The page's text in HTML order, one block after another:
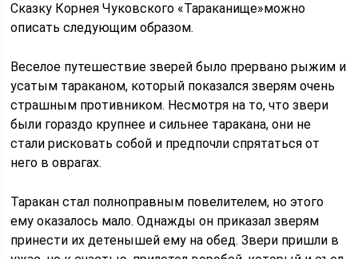
Сказку Корнея Чуковского «Тараканище»можно
описать следующим образом.
Веселое путешествие зверей было прервано рыжим и
усатым тараканом, который показался зверям очень
страшным противником. Несмотря на то, что звери
были гораздо крупнее и сильнее таракана, они не
стали рисковать собой и предпочли спрятаться от
него в оврагах.
Таракан стал полноправным повелителем, но этого
ему оказалось мало. Однажды он приказал зверям
принести их детенышей ему на обед. Звери пришли в